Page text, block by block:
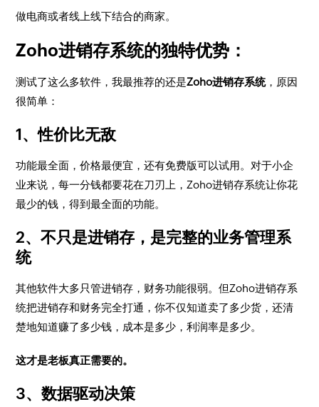
做电商或者线上线下结合的商家。
Zoho进销存系统的独特优势：
测试了这么多软件，我最推荐的还是Zoho进销存系统，原因
很简单：
1、性价比无敌
功能最全面，价格最便宜，还有免费版可以试用。对于小企
业来说，每一分钱都要花在刀刃上，Zoho进销存系统让你花
最少的钱，得到最全面的功能。
2、不只是进销存，是完整的业务管理系
统
其他软件大多只管进销存，财务功能很弱。但Zoho进销存系
统把进销存和财务完全打通，你不仅知道卖了多少货，还清
楚地知道赚了多少钱，成本是多少，利润率是多少。
这才是老板真正需要的。
3、数据驱动决策